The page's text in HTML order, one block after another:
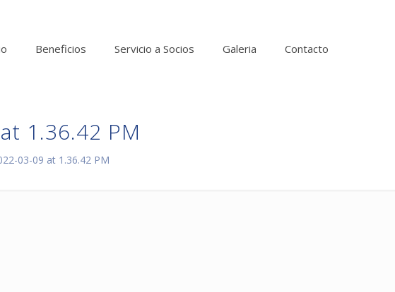
Beneficios Servicio a Socios Galeria Contacto
1.36.42 PM
03-09 at 1.36.42 PM